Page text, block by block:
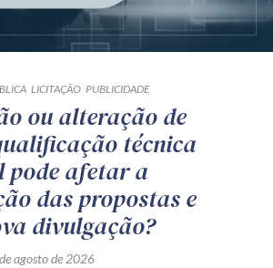
LICITAÇÃO PUBLICIDADE
ou alteração de
técnica
pode afetar a
das propostas e
divulgação?
agosto de 2026